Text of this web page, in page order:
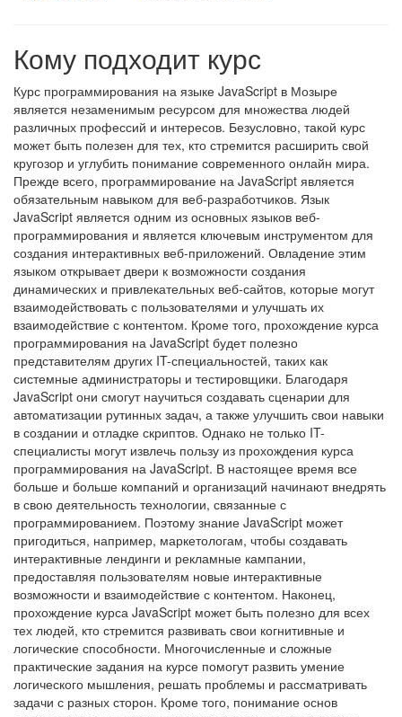
Кому подходит курс
Курс программирования на языке JavaScript в Мозыре
является незаменимым ресурсом для множества людей
различных профессий и интересов. Безусловно, такой курс
может быть полезен для тех, кто стремится расширить свой
кругозор и углубить понимание современного онлайн мира.
Прежде всего, программирование на JavaScript является
обязательным навыком для веб-разработчиков. Язык
JavaScript является одним из основных языков веб-
программирования и является ключевым инструментом для
создания интерактивных веб-приложений. Овладение этим
языком открывает двери к возможности создания
динамических и привлекательных веб-сайтов, которые могут
взаимодействовать с пользователями и улучшать их
взаимодействие с контентом. Кроме того, прохождение курса
программирования на JavaScript будет полезно
представителям других IT-специальностей, таких как
системные администраторы и тестировщики. Благодаря
JavaScript они смогут научиться создавать сценарии для
автоматизации рутинных задач, а также улучшить свои навыки
в создании и отладке скриптов. Однако не только IT-
специалисты могут извлечь пользу из прохождения курса
программирования на JavaScript. В настоящее время все
больше и больше компаний и организаций начинают внедрять
в свою деятельность технологии, связанные с
программированием. Поэтому знание JavaScript может
пригодиться, например, маркетологам, чтобы создавать
интерактивные лендинги и рекламные кампании,
предоставляя пользователям новые интерактивные
возможности и взаимодействие с контентом. Наконец,
прохождение курса JavaScript может быть полезно для всех
тех людей, кто стремится развивать свои когнитивные и
логические способности. Многочисленные и сложные
практические задания на курсе помогут развить умение
логического мышления, решать проблемы и рассматривать
задачи с разных сторон. Кроме того, понимание основ